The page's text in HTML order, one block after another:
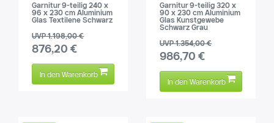
Garnitur 9-teilig 240 x
96 x 230 cm Aluminium
Glas Textilene Schwarz
UVP 1.198,00 €
876,20 €
In den Warenkorb
Garnitur 9-teilig 320 x
90 x 230 cm Aluminium
Glas Kunstgewebe
Schwarz Grau
UVP 1.354,00 €
986,70 €
In den Warenkorb